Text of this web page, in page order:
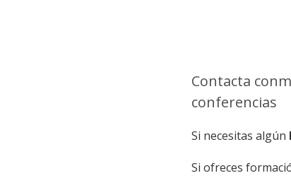
Contacta
conferencias
Si necesitas algún
Si ofreces